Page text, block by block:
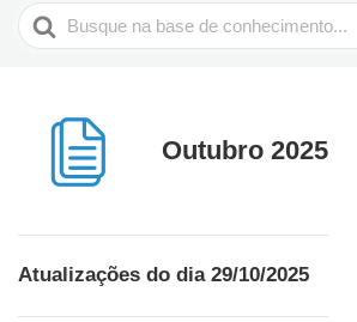
Pesquisar
Outubro 2025
Atualizações do dia 29/10/2025